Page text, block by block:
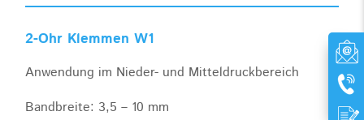
2-Ohr Klemmen W1
Anwendung im Nieder- und Mitteldruckbereich
Bandbreite: 3,5 – 10 mm